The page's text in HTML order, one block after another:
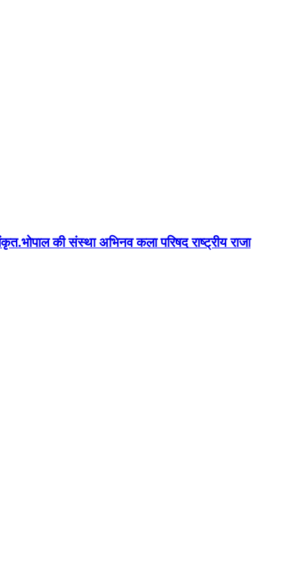
की संस्था अभिनव कला परिषद राष्ट्रीय राजा